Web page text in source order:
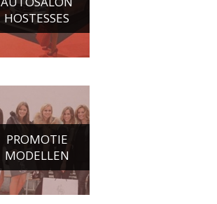
HOSTESSES
PROMOTIE
MODELLEN